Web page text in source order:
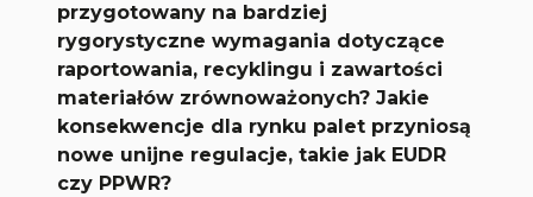
przygotowany na bardziej
rygorystyczne wymagania dotyczące
raportowania, recyklingu i zawartości
materiałów zrównoważonych? Jakie
konsekwencje dla rynku palet przyniosą
nowe unijne regulacje, takie jak EUDR
czy PPWR?